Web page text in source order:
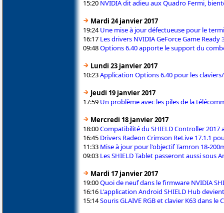
15:20 NVIDIA dit adieu aux Quadro Fermi,
Mardi 24 janvier 2017
19:24Une mise à jour défectueuse pour le
16:17 Les drivers NVIDIA GeForce Game
09:48Options 6.40 apporte le support du
Lundi 23 janvier 2017
10:23Application Options 6.40 pour les
Jeudi 19 janvier 2017
17:59 Un problème avec les piles de la
Mercredi 18 janvier 2017
18:00Compatibilité du SHIELD Controller 2017
16:45 Drivers Radeon Crimson ReLive 17.1.1
11:33 Mise à jour pour l'objectif Tamron 18-
09:03 Les SHIELD Tablet passeront aussi sous
Mardi 17 janvier 2017
19:00Quoi de neuf dans le firmware NVIDIA
16:16 L'application Android SHIELD Hub
15:14Souris GLAIVE RGB et clavier K63 dans le